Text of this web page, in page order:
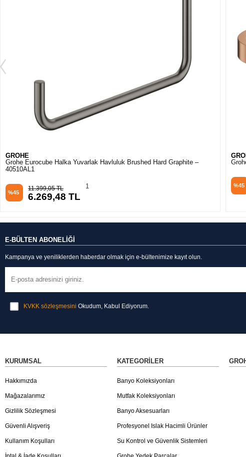
GROHE
Grohe Eurocube Halka Yuvarlak Havluluk Brushed Hard Graphite –
40510AL1
%45
11.399,05 TL
6.269,48 TL
1 %45
E-BÜLTEN ABONELİĞİ
Kampanya ve yeniliklerden haberdar olmak için e-bültenimize kayıt olun.
KVKK sözleşmesini Okudum, Kabul Ediyorum.
KURUMSAL
Hakkımızda
Mağazalarımız
Gizlilik Sözleşmesi
Güvenli Alışveriş
Kullanım Koşulları
KATEGORILER
Banyo Koleksiyonları
Mutfak Koleksiyonları
Banyo Aksesuarları
Profesyonel Islak Hacimli Ürünler
Su Kontrol ve Güvenlik Sistemleri